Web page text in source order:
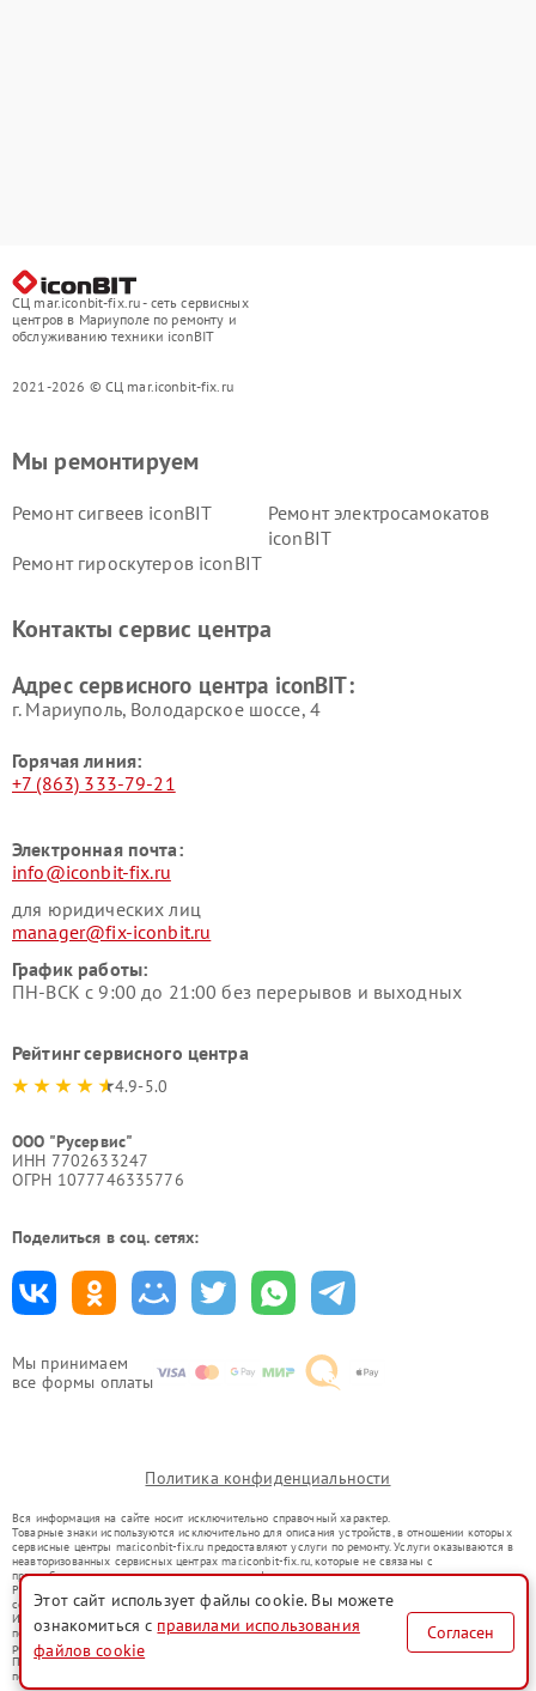
СЦ mar.iconbit-fix.ru - сеть сервисных
центров в Мариуполе по ремонту и
обслуживанию техники iconBIT
2021-2026 © СЦ mar.iconbit-fix.ru
Мы принимаем
все формы оплаты
Мы ремонтируем
Ремонт сигвеев iconBIT
Ремонт электросамокатов
iconBIT
Ремонт гироскутеров iconBIT
Контакты сервис центра
Адрес сервисного центра iconBIT:
г. Мариуполь, Володарское шоссе, 4
Горячая линия:
+7 (863) 333-79-21
Электронная почта:
info@iconbit-fix.ru
для юридических лиц
manager@fix-iconbit.ru
График работы:
ПН-ВСК с 9:00 до 21:00 без перерывов и выходных
Рейтинг сервисного центра
4.9-5.0
ООО "Русервис"
ИНН 7702633247
ОГРН 1077746335776
Поделиться в соц. сетях:
Политика конфиденциальности
Вся информация на сайте носит исключительно справочный характер.
Товарные знаки используются исключительно для описания устройств, в отношении которых
сервисные центры mar.iconbit-fix.ru предоставляют услуги по ремонту. Услуги оказываются в
неавторизованных сервисных центрах mar.iconbit-fix.ru, которые не связаны с
правообладателями товарных знаков или их официальными представителями.
Ремонт осуществляется для устройств, уже введенных в гражданский оборот в соответствии
со статьей 1487 ГК РФ.
Использование товарных знаков не преследует цели индивидуализации услуг или введения
потребителей в заблуждение, а служит для информирования о предоставляемых услугах по
ремонту техники указанных брендов.
Представленная на сайте информация не является публичной офертой, определяемой
положениями Статьи 437(2) Гражданского кодекса РФ
Этот сайт использует файлы cookie. Вы можете
ознакомиться с правилами использования
файлов cookie
Согласен